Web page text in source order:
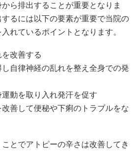
ら排出することが重要となりま
るには以下の要素が重要で当院の
れているポイントとなります。
改善する
自律神経の乱れを整え全身での発
動を取り入れ発汗を促す
善して便秘や下痢のトラブルをな
とでアトピーの辛さは改善してき